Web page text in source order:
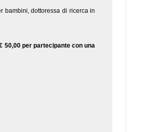
bambini, dottoressa di ricerca in
per partecipante con una